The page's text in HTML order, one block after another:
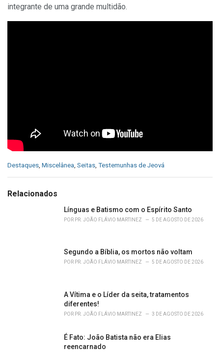
integrante de uma grande multidão.
C
e
Destaques, Miscelânea, Seitas, Testemunhas de Jeová
Relacionados
Línguas e Batismo com o Espírito Santo
POR PR. JOÃO FLÁVIO MARTINEZ 5 DE AGOSTO DE 2026
Segundo a Bíblia, os mortos não voltam
POR PR. JOÃO FLÁVIO MARTINEZ 5 DE AGOSTO DE 2026
A Vítima e o Líder da seita, tratamentos
diferentes!
POR PR. JOÃO FLÁVIO MARTINEZ 3 DE AGOSTO DE 2026
É Fato: João Batista não era Elias
reencarnado